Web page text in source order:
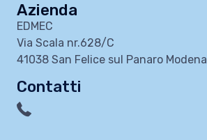
Azienda
EDMEC
Via Scala nr.628/C
41038 San Felice sul Panaro Modena
Contatti